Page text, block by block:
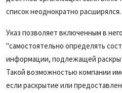
список неоднократно расширялся.
Указ позволяет включенным в
"самостоятельно определять
информации, подлежащей
Такой возможностью компании
если раскрытие или